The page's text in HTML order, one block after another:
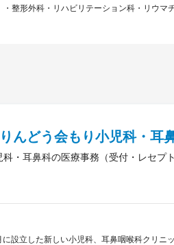
・整形外科・リハビリテーション科・リウマ
んどう会もり小児科・耳
科・耳鼻科の医療事務（受付・レセ
設立した新しい小児科、耳鼻咽喉科クリニ